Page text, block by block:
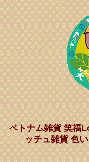
ベトナム雑貨 笑福
ッチュ雑貨 色